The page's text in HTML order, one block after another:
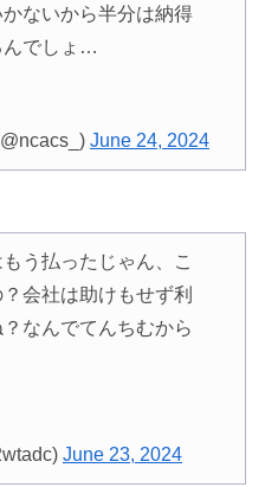
ないから半分は納得
んでしょ…
June 24, 2024
う払ったじゃん、こ
会社は助けもせず利
なんでてんちむから
June 23, 2024